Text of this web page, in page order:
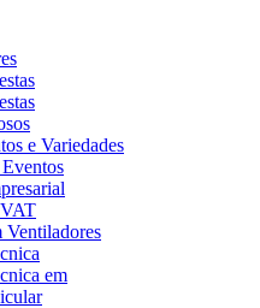
e Variedades
Ventiladores
em